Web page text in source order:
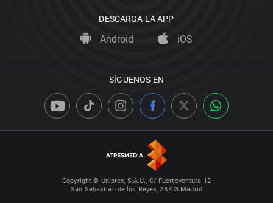
DESCARGA LA APP
Android iOS
SÍGUENOS EN
Copyright © Uniprex, S.A.U., C/ Fuerteventura 12
San Sebastián de los Reyes, 28703 Madrid